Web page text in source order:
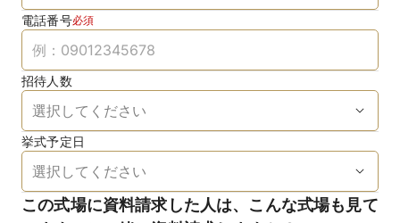
電話番号必須
招待人数
挙式予定日
この式場に資料請求した人は、こんな式場も見て